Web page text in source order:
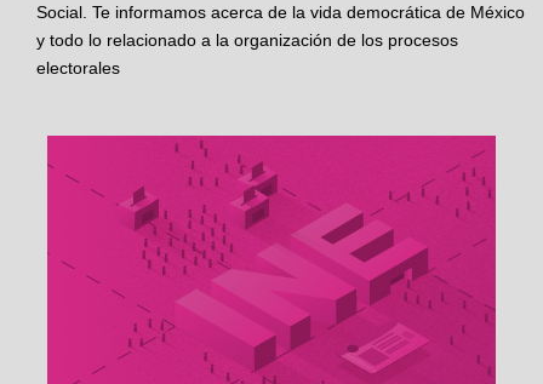
Social. Te informamos acerca de la vida democrática de México
y todo lo relacionado a la organización de los procesos
electorales